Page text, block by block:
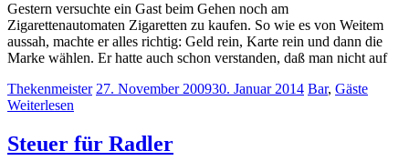
Gestern versuchte ein Gast beim Gehen noch am
Zigarettenautomaten Zigaretten zu kaufen. So wie es von Weitem
aussah, machte er alles richtig: Geld rein, Karte rein und dann die
Marke wählen. Er hatte auch schon verstanden, daß man nicht auf
Thekenmeister 27. November 200930. Januar 2014 Bar, Gäste
Weiterlesen
Steuer für Radler